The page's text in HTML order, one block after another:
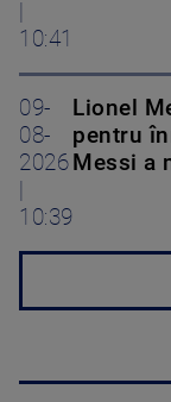
10:41
09-
08-
2026
10:39
Lionel
pentru
Messi a